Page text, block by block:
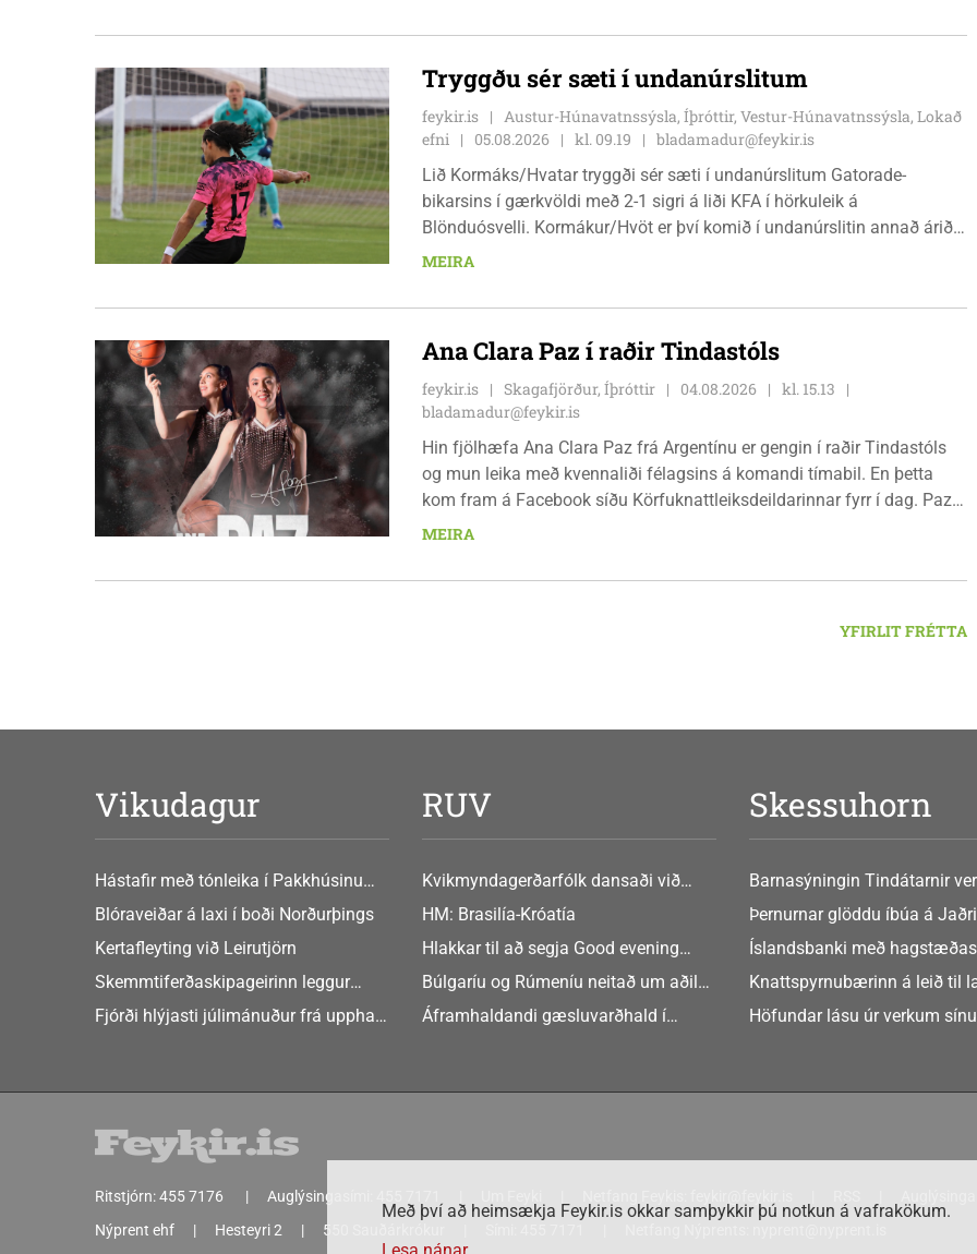
Tryggðu sér sæti í undanúrslitum
feykir.is
Austur-Húnavatnssýsla, Íþróttir, Vestur-Húnavatnssýsla, Lokað
efni
05.08.2026 kl. 09.19
bladamadur@feykir.is
Lið Kormáks/Hvatar tryggði sér sæti í undanúrslitum Gatorade-
bikarsins í gærkvöldi með 2-1 sigri á liði KFA í hörkuleik á
Blönduósvelli. Kormákur/Hvöt er því komið í undanúrslitin annað árið í
röð, en ásamt þeim verða Álftnesingar, Haukar og Selfyssingar í
MEIRA
Ana Clara Paz í raðir Tindastóls
feykir.is Skagafjörður, Íþróttir 04.08.2026
kl. 15.13
bladamadur@feykir.is
Hin fjölhæfa Ana Clara Paz frá Argentínu er gengin í raðir Tindastóls
og mun leika með kvennaliði félagsins á komandi tímabil. En þetta
kom fram á Facebook síðu Körfuknattleiksdeildarinnar fyrr í dag. Paz
þekkir íslenska körfuboltann vel og kemur með mikilvæga reynslu inn í
MEIRA
YFIRLIT FRÉTTA
Vikudagur
Hástafir með tónleika í Pakkhúsinu
Hafnarstræti 19
Blóraveiðar á laxi í boði Norðurþings
Kertafleyting við Leirutjörn
Skemmtiferðaskipageirinn leggur
áherslu á aukið samstarf við íslensk
Fjórði hlýjasti júlimánuður frá upphafi
RUV
Kvikmyndagerðarfólk dansaði við
GusGus
HM: Brasilía-Króatía
Hlakkar til að segja Good evening
Europe
Búlgaríu og Rúmeníu neitað um aðild
að Schengen
Áframhaldandi gæsluvarðhald í
Skessuhorn
Barnasýningin Tindátarnir
Bókasafni Akraness í dag ?
eftir Soffíu Björg
Þernurnar glöddu íbúa á Jaðri
Íslandsbanki með
tilboðið
Knattspyrnubærinn á leið til
Höfundar lásu úr verkum
Ritstjórn:455 7176 Auglýsingasími:
Nýprent ehf
Hesteyri 2 550 Sauðárkrókur
Með því að heimsækja Feykir.is okkar samþykkir þú notkun á vafrakökum.